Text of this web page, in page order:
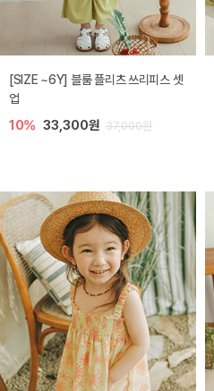
[SIZE ~6Y] 블룸 플리츠 쓰리피스 셋
업
10% 33,300원 37,000원